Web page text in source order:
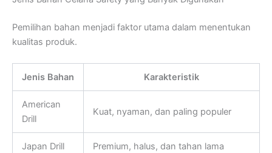
Pemilihan bahan menjadi faktor utama dalam menentukan
kualitas produk.
Jenis Bahan Karakteristik
American
Drill
Kuat, nyaman, dan paling populer
Japan Drill Premium, halus, dan tahan lama